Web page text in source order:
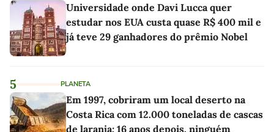
Universidade onde Davi Lucca quer
estudar nos EUA custa quase R$ 400 mil e
já teve 29 ganhadores do prêmio Nobel
5 PLANETA
Em 1997, cobriram um local deserto na
Costa Rica com 12.000 toneladas de cascas
de laranja; 16 anos depois, ninguém